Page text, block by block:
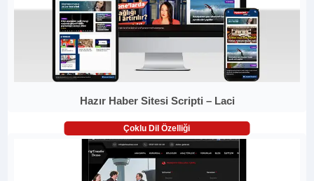
Hazır Haber Sitesi Scripti – Laci
Çoklu Dil Özelliği